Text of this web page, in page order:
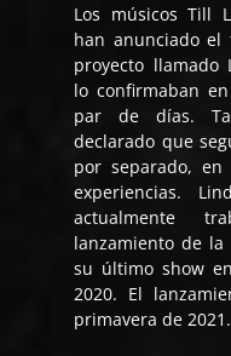
Los músicos Till
han anunciado el
proyecto llamado
lo confirmaban
par de días.
declarado que
por separado,
experiencias.
actualmente
lanzamiento de
su último show
2020. El
primavera de 2021.